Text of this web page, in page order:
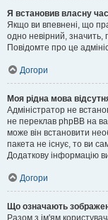
Я встановив власну
Якщо ви впевнені, що
одно невірний, значить,
Повідомте про це
Догори
Моя рідна мова
Адміністратор не
не переклав phpBB на
може він встановити
пакета не існує, то ви
Додаткову інформацію
Догори
Що означають
Разом з ім'ям